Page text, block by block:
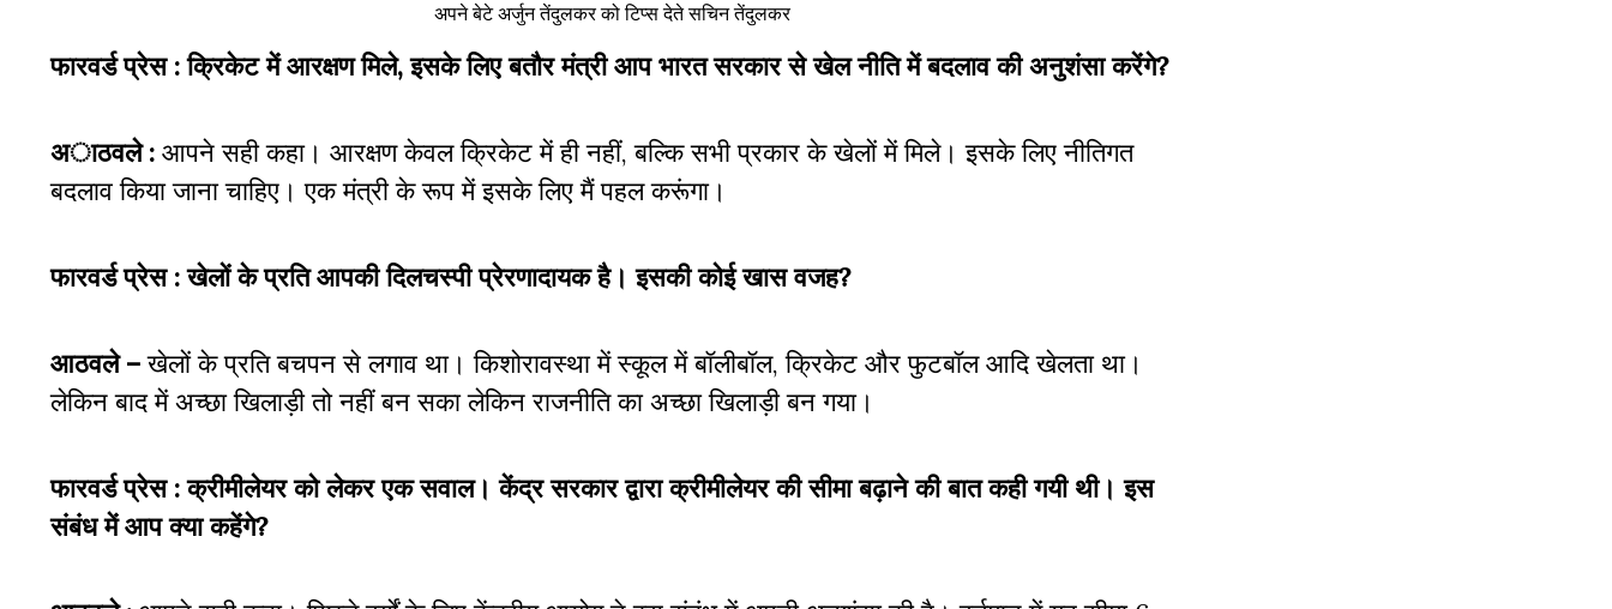
अपने बेटे अर्जुन तेंदुलकर को टिप्स देते सचिन तेंदुलकर
फारवर्ड प्रेस : क्रिकेट में आरक्षण मिले, इसके लिए बतौर मंत्री आप भारत सरकार से खेल नीति में बदलाव की अनुशंसा करेंगे?
अाठवले : आपने सही कहा। आरक्षण केवल क्रिकेट में ही नहीं, बल्कि सभी प्रकार के खेलों में मिले। इसके लिए नीतिगत
बदलाव किया जाना चाहिए। एक मंत्री के रूप में इसके लिए मैं पहल करूंगा।
फारवर्ड प्रेस : खेलों के प्रति आपकी दिलचस्पी प्रेरणादायक है। इसकी कोई खास वजह?
आठवले –खेलों के प्रति बचपन से लगाव था। किशोरावस्था में स्कूल में बॉलीबॉल, क्रिकेट और फुटबॉल आदि खेलता था।
लेकिन बाद में अच्छा खिलाड़ी तो नहीं बन सका लेकिन राजनीति का अच्छा खिलाड़ी बन गया।
फारवर्ड प्रेस : क्रीमीलेयर को लेकर एक सवाल। केंद्र सरकार द्वारा क्रीमीलेयर की सीमा बढ़ाने की बात कही गयी थी। इस
संबंध में आप क्या कहेंगे?